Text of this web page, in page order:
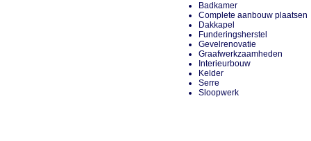
Badkamer
Complete aanbouw
Dakkapel
Funderingsherstel
Gevelrenovatie
Graafwerkzaamheden
Interieurbouw
Kelder
Serre
Sloopwerk